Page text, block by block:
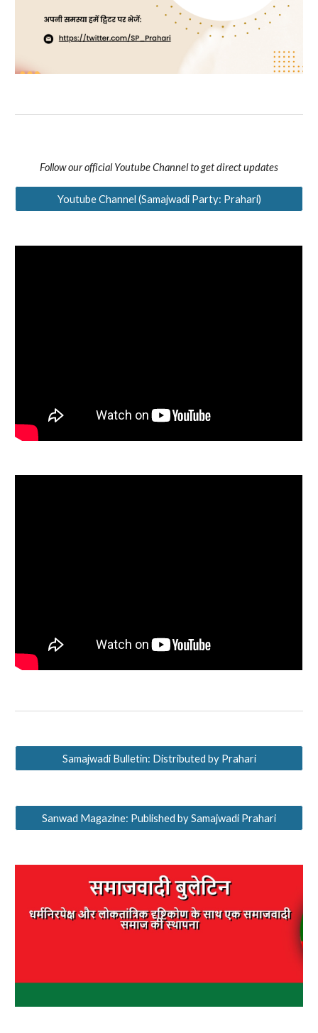
Follow our official Youtube Channel to get direct updates
Youtube Channel (Samajwadi Party: Prahari)
Samajwadi Bulletin: Distributed by Prahari
Sanwad Magazine: Published by Samajwadi Prahari